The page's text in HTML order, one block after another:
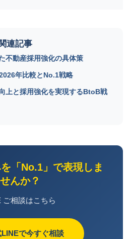
連記事
不動産採用強化の具体策
年比較とNo.1戦略
上と採用強化を実現するBtoB戦
「No.1」で表現しま
せんか？
ご相談はこちら
LINEで今すぐ相談